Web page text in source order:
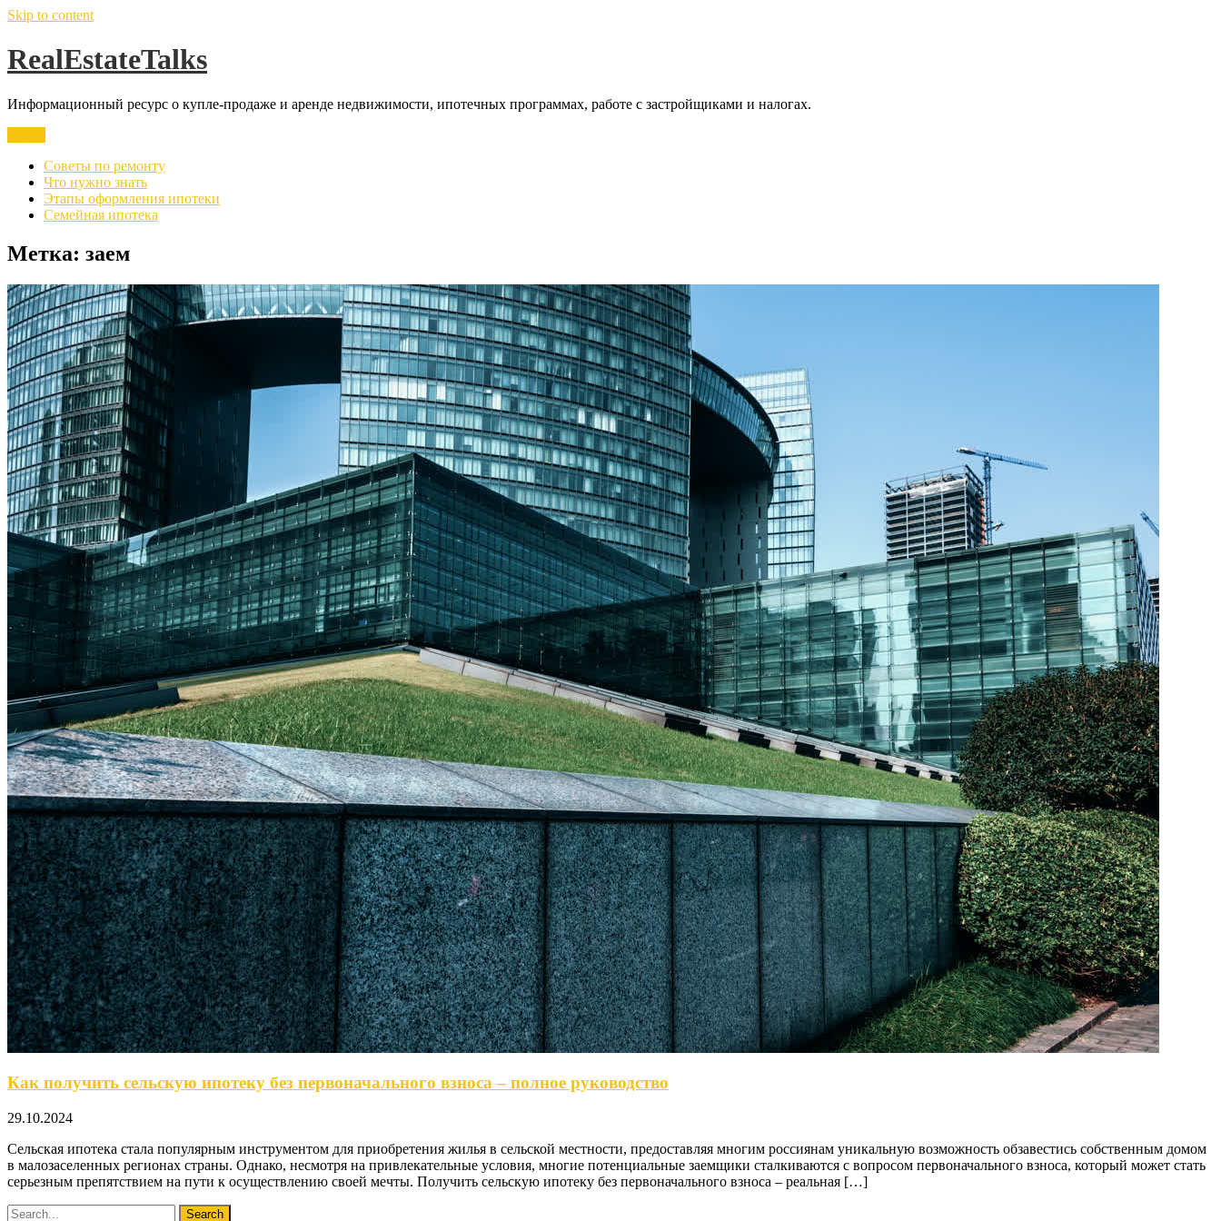
Skip to content
RealEstateTalks
Информационный ресурс о купле-продаже и аренде недвижимости, ипотечных программах, работе с застройщиками и налогах.
Советы по ремонту
Что нужно знать
Этапы оформления ипотеки
Семейная ипотека
Метка: заем
Как получить сельскую ипотеку без первоначального взноса – полное руководство
29.10.2024
Сельская ипотека стала популярным инструментом для приобретения жилья в сельской местности, предоставляя многим россиянам уникальную возможность обзавестись собственным домом
в малозаселенных регионах страны. Однако, несмотря на привлекательные условия, многие потенциальные заемщики сталкиваются с вопросом первоначального взноса, который может стать
серьезным препятствием на пути к осуществлению своей мечты. Получить сельскую ипотеку без первоначального взноса – реальная […]